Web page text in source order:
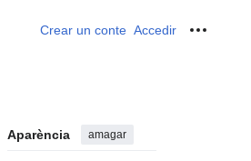
Crear un conte Accedir
Aparència amagar